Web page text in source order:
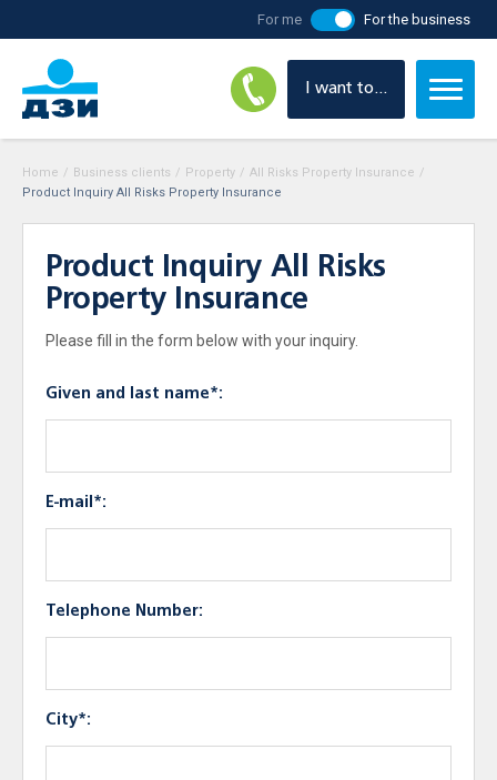
For me For the business
I want to...
Home / Business clients / Property / All Risks Property Insurance /
Product Inquiry All Risks Property Insurance
Product Inquiry All Risks
Property Insurance
Please fill in the form below with your inquiry.
Given and last name*:
E-mail*:
Telephone Number:
City*: